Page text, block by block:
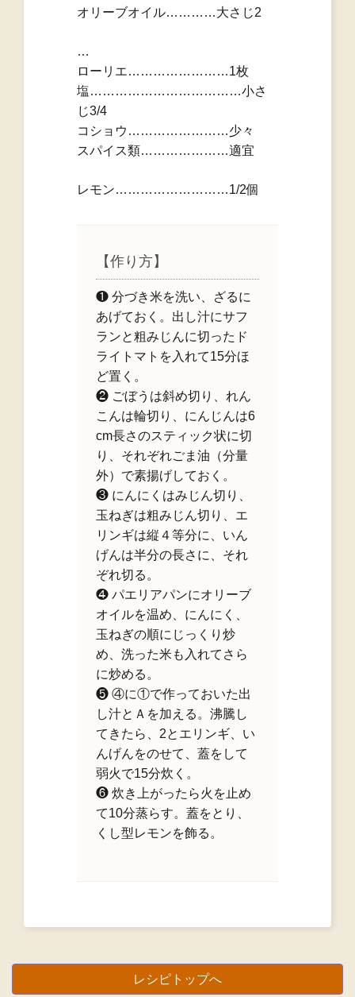
オリーブオイル…………大さじ2
…
ローリエ……………………1枚
塩………………………………小さ
じ3/4
コショウ……………………少々
スパイス類…………………適宜
レモン………………………1/2個
【作り方】
❶ 分づき米を洗い、ざるに
あげておく。出し汁にサフ
ランと粗みじんに切ったド
ライトマトを入れて15分ほ
ど置く。
❷ ごぼうは斜め切り、れん
こんは輪切り、にんじんは6
cm長さのスティック状に切
り、それぞれごま油（分量
外）で素揚げしておく。
❸ にんにくはみじん切り、
玉ねぎは粗みじん切り、エ
リンギは縦４等分に、いん
げんは半分の長さに、それ
ぞれ切る。
❹ パエリアパンにオリーブ
オイルを温め、にんにく、
玉ねぎの順にじっくり炒
め、洗った米も入れてさら
に炒める。
❺ ④に①で作っておいた出
し汁とＡを加える。沸騰し
てきたら、2とエリンギ、い
んげんをのせて、蓋をして
弱火で15分炊く。
❻ 炊き上がったら火を止め
て10分蒸らす。蓋をとり、
くし型レモンを飾る。
レシピトップへ